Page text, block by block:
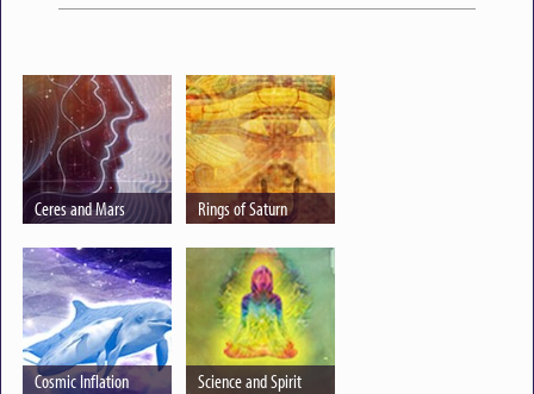
Ceres and Mars Rings of Saturn
Cosmic Inflation Science and Spirit